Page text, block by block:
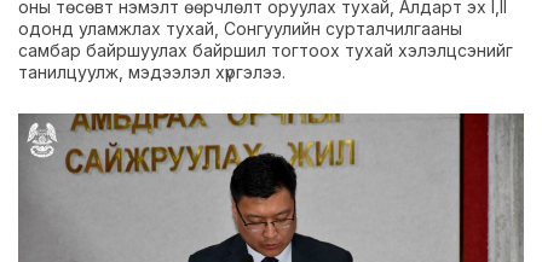
оны төсөвт нэмэлт өөрчлөлт оруулах тухай, Алдарт эх I,II
одонд уламжлах тухай, Сонгуулийн сурталчилгааны
самбар байршуулах байршил тогтоох тухай хэлэлцсэнийг
танилцуулж, мэдээлэл хүргэлээ.